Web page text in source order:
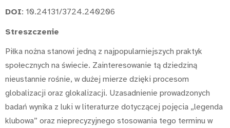
DOI: 10.24131/3724.240206
Streszczenie
Piłka nożna stanowi jedną z najpopularniejszych praktyk
społecznych na świecie. Zainteresowanie tą dziedziną
nieustannie rośnie, w dużej mierze dzięki procesom
globalizacji oraz glokalizacji. Uzasadnienie prowadzonych
badań wynika z luki w literaturze dotyczącej pojęcia „legenda
klubowa” oraz nieprecyzyjnego stosowania tego terminu w